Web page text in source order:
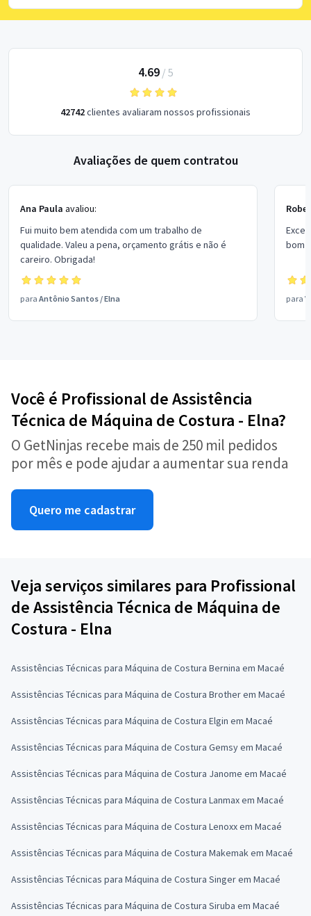
4.69/ 5
42742clientes avaliaram nossos profissionais
Avaliações de quem contratou
Ana Paula avaliou:
Fui muito bem atendida com um trabalho de
qualidade. Valeu a pena, orçamento grátis e não é
careiro. Obrigada!
para Antônio Santos /Elna
bom
para
Você é Profissional de Assistência
Técnica de Máquina de Costura - Elna?
O GetNinjas recebe mais de 250 mil pedidos
por mês e pode ajudar a aumentar sua renda
Quero me cadastrar
Veja serviços similares para Profissional
de Assistência Técnica de Máquina de
Costura - Elna
Assistências Técnicas para Máquina de Costura Bernina em Macaé
Assistências Técnicas para Máquina de Costura Brother em Macaé
Assistências Técnicas para Máquina de Costura Elgin em Macaé
Assistências Técnicas para Máquina de Costura Gemsy em Macaé
Assistências Técnicas para Máquina de Costura Janome em Macaé
Assistências Técnicas para Máquina de Costura Lanmax em Macaé
Assistências Técnicas para Máquina de Costura Lenoxx em Macaé
Assistências Técnicas para Máquina de Costura Makemak em Macaé
Assistências Técnicas para Máquina de Costura Singer em Macaé
Assistências Técnicas para Máquina de Costura Siruba em Macaé